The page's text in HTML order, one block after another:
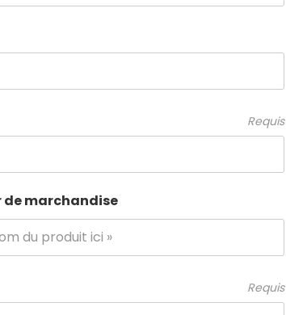
Requis
de marchandise
Requis